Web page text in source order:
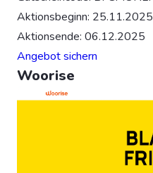
Aktionsbeginn: 25.11.2025
Aktionsende: 06.12.2025
Angebot sichern
Woorise